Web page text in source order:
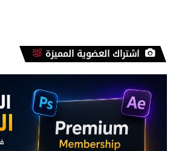
اشتراك العضوية المميزة